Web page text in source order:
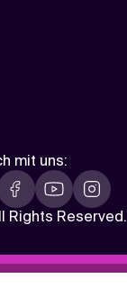
Rights Reserved.
mit uns: